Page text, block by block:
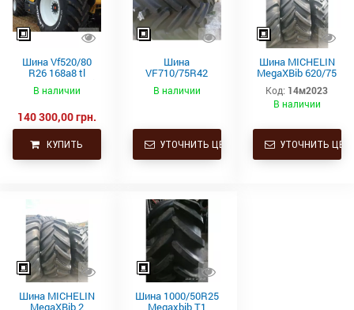
Шина Vf520/80
R26 168a8 tl
cerexbib 2 michelin
(комбайн)
В наличии
140 300,00 грн.
КУПИТЬ
Шина
VF710/75R42
184D/181E TL
AXIOBIB 2 Michelin
В наличии
УТОЧНИТЬ ЦЕНУ
Шина MICHELIN
MegaXBib 620/75
R26 166A8/166B
TL
Код: 14м2023
В наличии
УТОЧНИТЬ
Шина MICHELIN
MegaXBib 2
Шина 1000/50R25
Megaxbib T1